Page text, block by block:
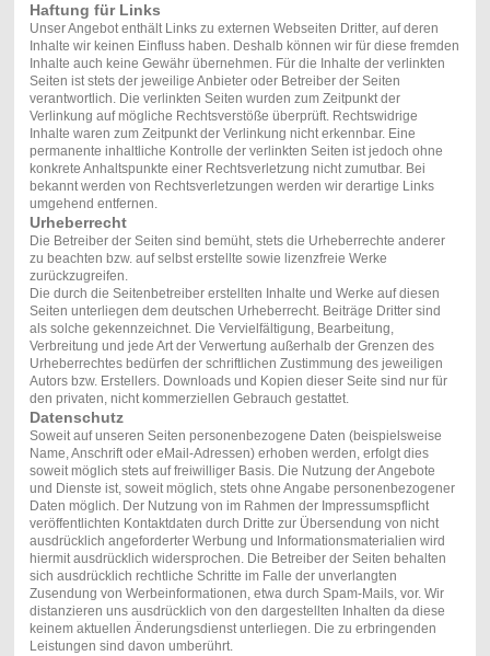
Haftung für Links
Unser Angebot enthält Links zu externen Webseiten Dritter, auf deren
Inhalte wir keinen Einfluss haben. Deshalb können wir für diese fremden
Inhalte auch keine Gewähr übernehmen. Für die Inhalte der verlinkten
Seiten ist stets der jeweilige Anbieter oder Betreiber der Seiten
verantwortlich. Die verlinkten Seiten wurden zum Zeitpunkt der
Verlinkung auf mögliche Rechtsverstöße überprüft. Rechtswidrige
Inhalte waren zum Zeitpunkt der Verlinkung nicht erkennbar. Eine
permanente inhaltliche Kontrolle der verlinkten Seiten ist jedoch ohne
konkrete Anhaltspunkte einer Rechtsverletzung nicht zumutbar. Bei
bekannt werden von Rechtsverletzungen werden wir derartige Links
umgehend entfernen.
Urheberrecht
Die Betreiber der Seiten sind bemüht, stets die Urheberrechte anderer
zu beachten bzw. auf selbst erstellte sowie lizenzfreie Werke
zurückzugreifen.
Die durch die Seitenbetreiber erstellten Inhalte und Werke auf diesen
Seiten unterliegen dem deutschen Urheberrecht. Beiträge Dritter sind
als solche gekennzeichnet. Die Vervielfältigung, Bearbeitung,
Verbreitung und jede Art der Verwertung außerhalb der Grenzen des
Urheberrechtes bedürfen der schriftlichen Zustimmung des jeweiligen
Autors bzw. Erstellers. Downloads und Kopien dieser Seite sind nur für
den privaten, nicht kommerziellen Gebrauch gestattet.
Datenschutz
Soweit auf unseren Seiten personenbezogene Daten (beispielsweise
Name, Anschrift oder eMail-Adressen) erhoben werden, erfolgt dies
soweit möglich stets auf freiwilliger Basis. Die Nutzung der Angebote
und Dienste ist, soweit möglich, stets ohne Angabe personenbezogener
Daten möglich. Der Nutzung von im Rahmen der Impressumspflicht
veröffentlichten Kontaktdaten durch Dritte zur Übersendung von nicht
ausdrücklich angeforderter Werbung und Informationsmaterialien wird
hiermit ausdrücklich widersprochen. Die Betreiber der Seiten behalten
sich ausdrücklich rechtliche Schritte im Falle der unverlangten
Zusendung von Werbeinformationen, etwa durch Spam-Mails, vor. Wir
distanzieren uns ausdrücklich von den dargestellten Inhalten da diese
keinem aktuellen Änderungsdienst unterliegen. Die zu erbringenden
Leistungen sind davon umberührt.